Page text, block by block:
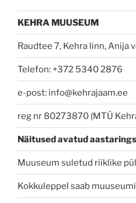
KEHRA MUUSEUM
Raudtee 7, Kehra linn, Anija
Telefon: +372 5340 2876
e-post: info@kehrajaam.ee
reg nr 80273870 (MTÜ
Näitused avatud
Muuseum suletud riiklike
Kokkuleppel saab